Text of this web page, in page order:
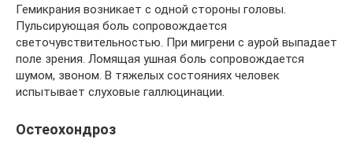
Гемикрания возникает с одной стороны головы.
Пульсирующая боль сопровождается
светочувствительностью. При мигрени с аурой выпадает
поле зрения. Ломящая ушная боль сопровождается
шумом, звоном. В тяжелых состояниях человек
испытывает слуховые галлюцинации.
Остеохондроз